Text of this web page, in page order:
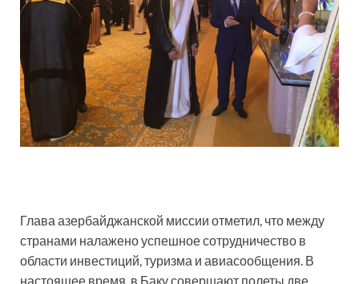
Глава азербайджанской миссии отметил, что между
странами налажено успешное сотрудничество в
области инвестиций, туризма и авиасообщения. В
настоящее время, в Баку совершают полеты две